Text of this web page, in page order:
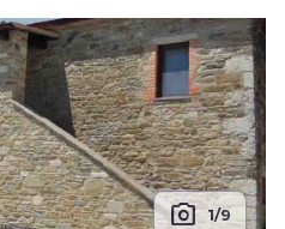
photo_camera 1/9